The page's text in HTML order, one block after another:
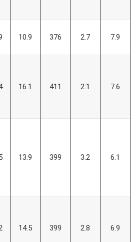
10.9 376 2.7 7.9
16.1 411 2.1 7.6
13.9 399 3.2 6.1
14.5 399 2.8 6.9